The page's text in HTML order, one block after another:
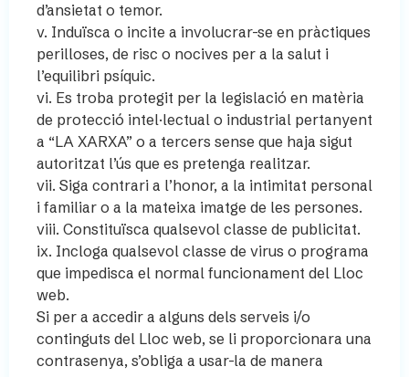
d’ansietat o temor.
v. Induïsca o incite a involucrar-se en pràctiques
perilloses, de risc o nocives per a la salut i
l’equilibri psíquic.
vi. Es troba protegit per la legislació en matèria
de protecció intel·lectual o industrial pertanyent
a “LA XARXA” o a tercers sense que haja sigut
autoritzat l’ús que es pretenga realitzar.
vii. Siga contrari a l’honor, a la intimitat personal
i familiar o a la mateixa imatge de les persones.
viii. Constituïsca qualsevol classe de publicitat.
ix. Incloga qualsevol classe de virus o programa
que impedisca el normal funcionament del Lloc
web.
Si per a accedir a alguns dels serveis i/o
continguts del Lloc web, se li proporcionara una
contrasenya, s’obliga a usar-la de manera